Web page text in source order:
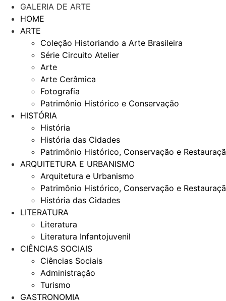
GALERIA DE ARTE
HOME
ARTE
Coleção Historiando a Arte Brasileira
Série Circuito Atelier
Arte
Arte Cerâmica
Fotografia
Patrimônio Histórico e Conservação
HISTÓRIA
História
História das Cidades
Patrimônio Histórico, Conservação e
ARQUITETURA E URBANISMO
Arquitetura e Urbanismo
Patrimônio Histórico, Conservação e
História das Cidades
LITERATURA
Literatura
Literatura Infantojuvenil
CIÊNCIAS SOCIAIS
Ciências Sociais
Administração
Turismo
GASTRONOMIA